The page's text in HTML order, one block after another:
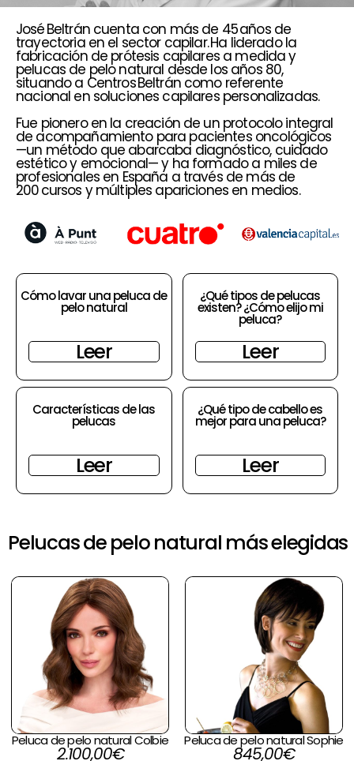
José Beltrán cuenta con más de 45 años de
trayectoria en el sector capilar. Ha liderado la
fabricación de prótesis capilares a medida y
pelucas de pelo natural desde los años 80,
situando a Centros Beltrán como referente
nacional en soluciones capilares personalizadas.
Fue pionero en la creación de un protocolo integral
de acompañamiento para pacientes oncológicos
—un método que abarcaba diagnóstico, cuidado
estético y emocional— y ha formado a miles de
profesionales en España a través de más de
200 cursos y múltiples apariciones en medios.
Cómo lavar una peluca de
pelo natural
Leer
¿Qué tipos de pelucas
existen? ¿Cómo elijo mi
peluca?
Leer
Características de las
pelucas
Leer
¿Qué tipo de cabello es
mejor para una peluca?
Leer
Pelucas de pelo natural más elegidas
Peluca de pelo natural Colbie
2.100,00€
Peluca de pelo natural Sophie
845,00€